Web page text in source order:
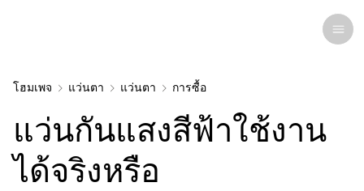
ภาวะและโรค
การวิจัยล่าสุด
โฮมเพจ แว่นตา แว่นตา การซื้อ
แว่นกันแสงสีฟ้าใช้งาน
ได้จริงหรือ